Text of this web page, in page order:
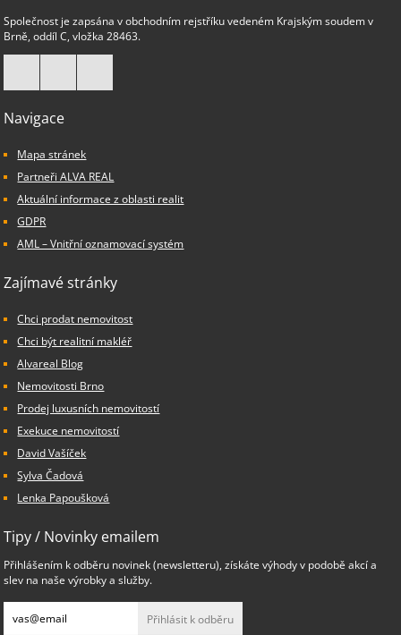
Společnost je zapsána v obchodním rejstříku vedeném Krajským soudem v
Brně, oddíl C, vložka 28463.
Navigace
Mapa stránek
Partneři ALVA REAL
Aktuální informace z oblasti realit
GDPR
AML – Vnitřní oznamovací systém
Zajímavé stránky
Chci prodat nemovitost
Chci být realitní makléř
Alvareal Blog
Nemovitosti Brno
Prodej luxusních nemovitostí
Exekuce nemovitostí
David Vašíček
Sylva Čadová
Lenka Papoušková
Tipy / Novinky emailem
Přihlášením k odběru novinek (newsletteru), získáte výhody v podobě akcí a
slev na naše výrobky a služby.
Přihlásit k odběru